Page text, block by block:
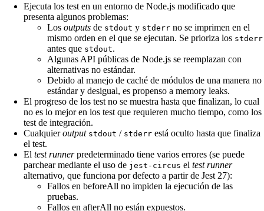
Ejecuta los test en un entorno de Node.js modificado que
presenta algunos problemas:
Los outputs de stdout y stderr no se imprimen en el
mismo orden en el que se ejecutan. Se prioriza los stderr
antes que stdout.
Algunas API públicas de Node.js se reemplazan con
alternativas no estándar.
Debido al manejo de caché de módulos de una manera no
estándar y desigual, es propenso a memory leaks.
El progreso de los test no se muestra hasta que finalizan, lo cual
no es lo mejor en los test que requieren mucho tiempo, como los
test de integración.
Cualquieroutput stdout / stderr está oculto hasta que finaliza
el test.
El test runnerpredeterminado tiene varios errores (se puede
parchear mediante el uso de jest-circus el test runner
alternativo, que funciona por defecto a partir de Jest 27):
Fallos en beforeAll no impiden la ejecución de las
pruebas.
Fallos en afterAll no están expuestos.